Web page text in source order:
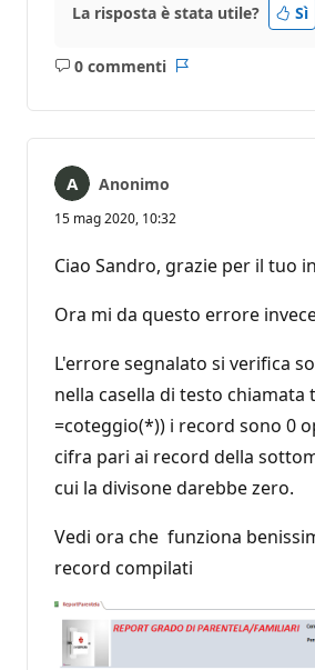
La risposta è stata utile? Sì
0 commenti
Nessun
Anonimo
15 mag 2020, 10:32
Ciao Sandro, grazie per il tuo
Ora mi da questo errore
L'errore segnalato si verifica
nella casella di testo chiamata
=coteggio(*)) i record sono 0
cifra pari ai record della
cui la divisone darebbe zero.
Vedi ora che funziona
record compilati